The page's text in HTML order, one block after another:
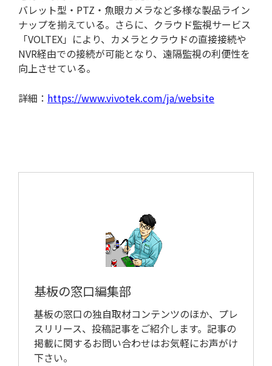
バレット型・PTZ・魚眼カメラなど多様な製品ライン
ナップを揃えている。さらに、クラウド監視サービス
「VOLTEX」により、カメラとクラウドの直接接続や
NVR経由での接続が可能となり、遠隔監視の利便性を
向上させている。
詳細： https://www.vivotek.com/ja/website
基板の窓口編集部
基板の窓口の独自取材コンテンツのほか、プレ
スリリース、投稿記事をご紹介します。記事の
掲載に関するお問い合わせはお気軽にお声がけ
下さい。